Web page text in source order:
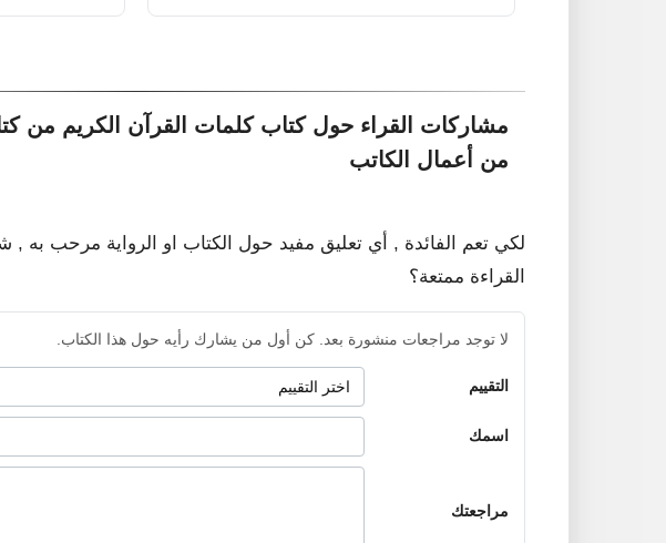
مشاركات القراء حول كتاب كلمات القرآن الكريم من
من أعمال الكاتب
لكي تعم الفائدة , أي تعليق مفيد حول الكتاب او الرواية مرحب به
القراءة ممتعة؟
لا توجد مراجعات منشورة بعد. كن أول من يشارك رأيه حول هذا الكتاب.
التقييم
اسمك
مراجعتك